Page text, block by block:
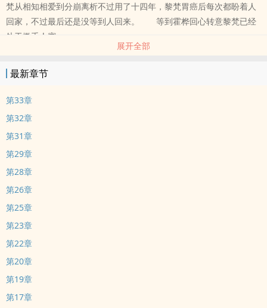
梵从相知相爱到分崩离析不过用了十四年，黎梵胃癌后每次都盼着人
回家，不过最后还是没等到人回来。 等到霍桦回心转意黎梵已经
处于撒手人寰..
展开全部
最新章节
第33章
第32章
第31章
第29章
第28章
第26章
第25章
第23章
第22章
第20章
第19章
第17章